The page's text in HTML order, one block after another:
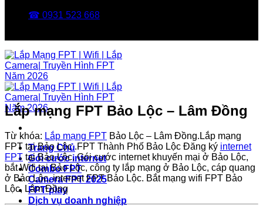
☎ 0931 523 668
Trang Chủ
Gói cước internet
Combo FPT
Camera FPT 2025
FPT play
Dịch vụ doanh nghiệp
Lắp mạng FPT Bảo Lộc – Lâm Đồng
Từ khóa: Lắp mạng FPT Bảo Lộc – Lâm Đồng.Lắp mạng
FPT tại Bảo Lộc .FPT Thành Phố Bảo Lộc Đăng ký internet
FPT tại Bảo Lộc. Gói cước internet khuyến mại ở Bảo Lộc,
bắt Wifi tại Bảo Lộc, công ty lắp mạng ở Bảo Lộc, cáp quang
ở Bảo Lộc, internet FPT Bảo Lộc. Bắt mạng wifi FPT Bảo
Lộc, Lâm Đồng